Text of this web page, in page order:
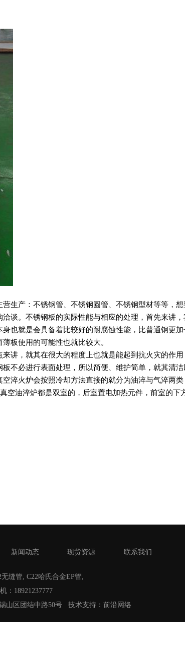
生产：不锈钢管、不锈钢圆管、不锈钢型材等等，
谈。不锈钢板的实际性能与相应的处理，首先来讲
也就是会具备着比较好的耐腐蚀性能，比普通钢更
板使用的可能性也就比较大。
讲，就其在很大的程度上也就是能起到抗火灾的作用
不必进行表面处理，所以简便、维护简单，就其清
淬火炉会按照冷却方法直接的就分为油淬与气淬两
油淬炉都是双室的，后室置电加热元件，前室的下
新闻动态 现货资源 联系我们
无缝管, C22哈氏合金EP管,
18921237777
山区团结中路50号 技术支持：前沿网络